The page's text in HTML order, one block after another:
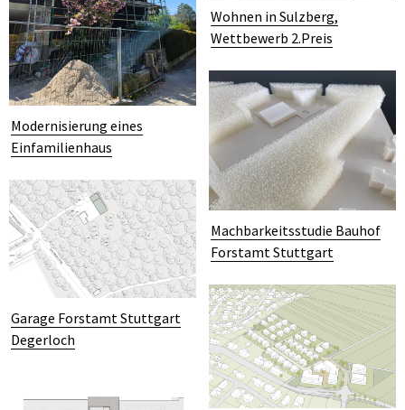
Modernisierung eines
Einfamilienhaus
Wohnen in Sulzberg,
Wettbewerb 2.Preis
Machbarkeitsstudie Bauhof
Forstamt Stuttgart
Garage Forstamt Stuttgart
Degerloch